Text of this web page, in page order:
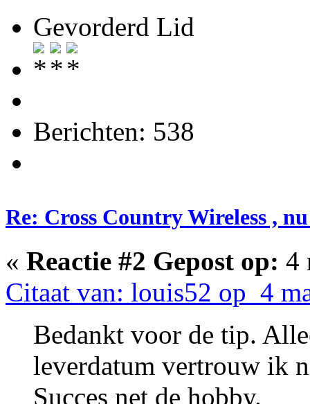
Gevorderd Lid
Berichten: 538
Re: Cross Country Wireless ,
« Reactie #2 Gepost op: 4
Citaat van: louis52 op 4
Bedankt voor de tip.
leverdatum vertrouw ik
Succes net de hobby.